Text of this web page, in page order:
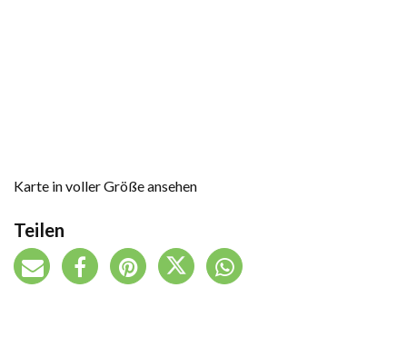
Karte in voller Größe ansehen
Teilen